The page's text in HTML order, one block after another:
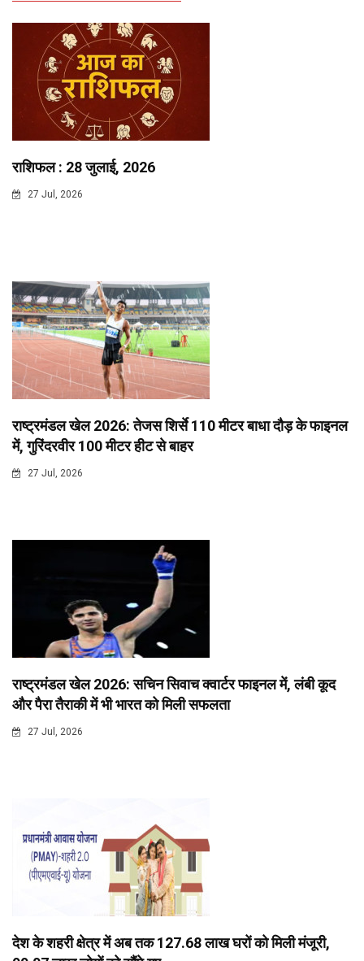
राशिफल : 28 जुलाई, 2026
27 Jul, 2026
राष्ट्रमंडल खेल 2026: तेजस शिर्से 110 मीटर बाधा दौड़ के फाइनल
में, गुरिंदरवीर 100 मीटर हीट से बाहर
27 Jul, 2026
राष्ट्रमंडल खेल 2026: सचिन सिवाच क्वार्टर फाइनल में, लंबी कूद
और पैरा तैराकी में भी भारत को मिली सफलता
27 Jul, 2026
देश के शहरी क्षेत्र में अब तक 127.68 लाख घरों को मिली मंजूरी,